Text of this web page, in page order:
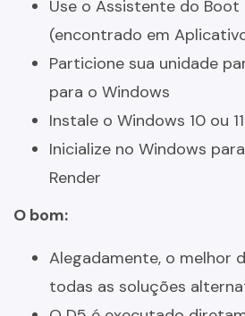
Use o Assistente do Boot
(encontrado em
Particione sua unidade
para o Windows
Instale o Windows 10 ou 11
Inicialize no Windows
Render
O bom:
Alegadamente, o melhor
todas as soluções